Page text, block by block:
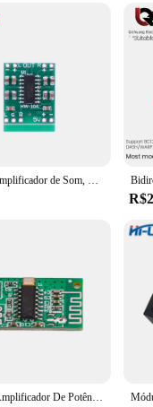
The module's
functionality, making it
of the most complex
Placa de Amplificador de Som, Módulo HW-104 PAM8403, 2x3W, DC 2.5-5V Alimentação, Placa Amplificador de Potência Dual Channel, 1-10Pcs
Placa De Amplificador De Potência De Áudio Digital, Módulo Receptor Bluetooth, 5V, Bluetooth 5.0, 5Pcs